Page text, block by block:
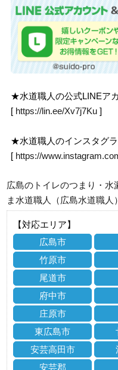
★水道職人の公式LINEア
[ https://lin.ee/Xv7j7Ku ]
★水道職人のインスタグラ
[ https://
広島のトイレのつまり・水
ま水道職人（広島水道職人
【対応エリア】
広島市
竹原市
尾道市
府中市
庄原市
東広島市
安芸高田市
安芸郡